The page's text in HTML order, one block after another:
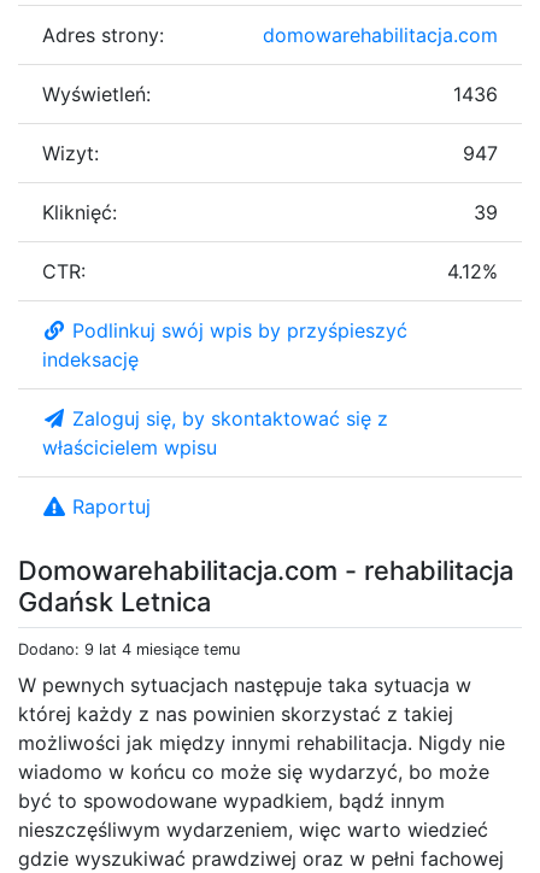
Domowarehabilitacja.com - rehabilitacja
Gdańsk Letnica
Dodano: 9 lat 4 miesiące temu
W pewnych sytuacjach następuje taka sytuacja w
której każdy z nas powinien skorzystać z takiej
możliwości jak między innymi rehabilitacja. Nigdy nie
wiadomo w końcu co może się wydarzyć, bo może
być to spowodowane wypadkiem, bądź innym
nieszczęśliwym wydarzeniem, więc warto wiedzieć
gdzie wyszukiwać prawdziwej oraz w pełni fachowej
Adres strony: domowarehabilitacja.com
Wyświetleń: 1436
Wizyt: 947
Kliknięć: 39
CTR: 4.12%
Podlinkuj swój wpis by przyśpieszyć
indeksację
Zaloguj się, by skontaktować się z
właścicielem wpisu
Raportuj